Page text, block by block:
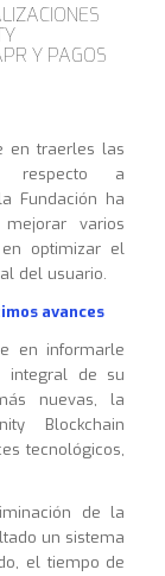
Y PAGOS
en traerles las
respecto a
Fundación ha
varios
optimizar el
del usuario.
avances
en informarle
integral de su
nuevas, la
Blockchain
tecnológicos,
de la
un sistema
el tiempo de